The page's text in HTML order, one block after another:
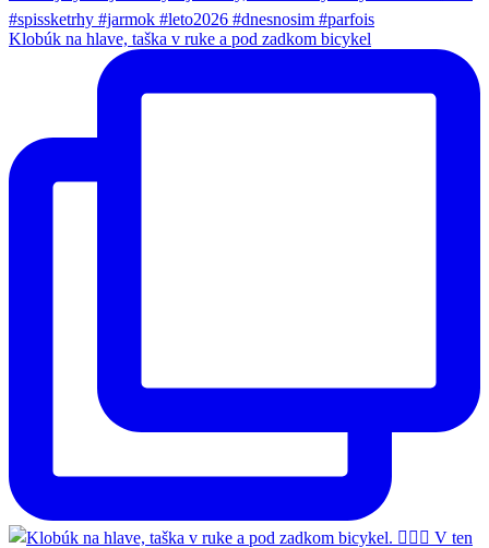
Klobúk na hlave, taška v ruke a pod zadkom bicykel